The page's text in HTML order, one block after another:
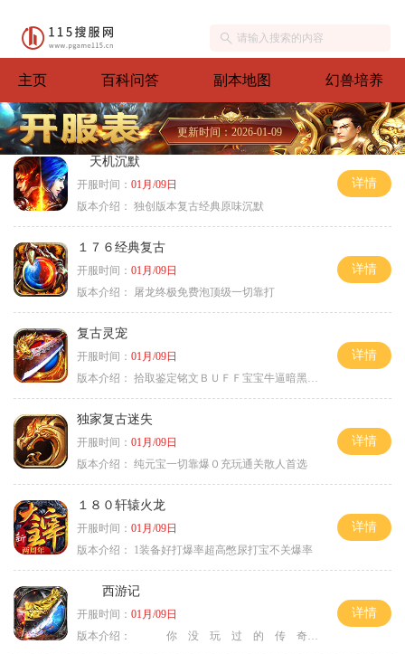
主页 百科问答 副本地图 幻兽培养
更新时间：2026-01-09
天机沉默
开服时间： 01月/09日
版本介绍： 独创版本复古经典原味沉默
详情
１７６经典复古
开服时间： 01月/09日
版本介绍：
屠龙终极免费泡顶级一切靠打
详情
复古灵宠
开服时间： 01月/09日
版本介绍： 拾取鉴定铭文ＢＵＦＦ宝宝牛逼暗黑属性
详情
独家复古迷失
开服时间： 01月/09日
版本介绍： 纯元宝一切靠爆０充玩通关散人首选
详情
１８０轩辕火龙
开服时间： 01月/09日
版本介绍：
1装备好打爆率超高憋尿打宝不关爆率
详情
西游记
开服时间： 01月/09日
版本介绍：
你 没 玩 过 的 传 奇
详情